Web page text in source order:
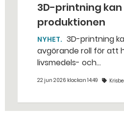
3D-printning
produktionen
NYHET
avgörande roll för att
livsmedels- och
krig. – Det går att vinna mycket tid
säger Susanne
22 jun 2026 klockan 14:49